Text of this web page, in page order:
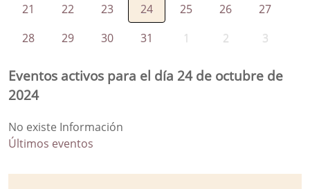
21 22 23 24 25 26
27
28
29 30 31 1 2 3
Eventos activos para el día 24 de octubre de
2024
No existe Información
Últimos eventos